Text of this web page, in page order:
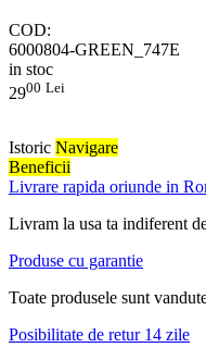
COD:
6000804-GREEN_747E
in stoc
2900 Lei
Istoric Navigare
Beneficii
Livrare rapida oriunde in
Livram la usa ta indiferent
Produse cu garantie
Toate produsele sunt
Posibilitate de retur 14 zile